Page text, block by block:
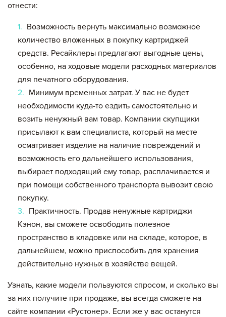
отнести:
Возможность вернуть максимально возможное
количество вложенных в покупку картриджей
средств. Ресайклеры предлагают выгодные цены,
особенно, на ходовые модели расходных материалов
для печатного оборудования.
Минимум временных затрат. У вас не будет
необходимости куда-то ездить самостоятельно и
возить ненужный вам товар. Компании скупщики
присылают к вам специалиста, который на месте
осматривает изделие на наличие повреждений и
возможность его дальнейшего использования,
выбирает подходящий ему товар, расплачивается и
при помощи собственного транспорта вывозит свою
покупку.
Практичность. Продав ненужные картриджи
Кэнон, вы сможете освободить полезное
пространство в кладовке или на складе, которое, в
дальнейшем, можно приспособить для хранения
действительно нужных в хозяйстве вещей.
Узнать, какие модели пользуются спросом, и сколько вы
за них получите при продаже, вы всегда сможете на
сайте компании «Рустонер». Если же у вас останутся